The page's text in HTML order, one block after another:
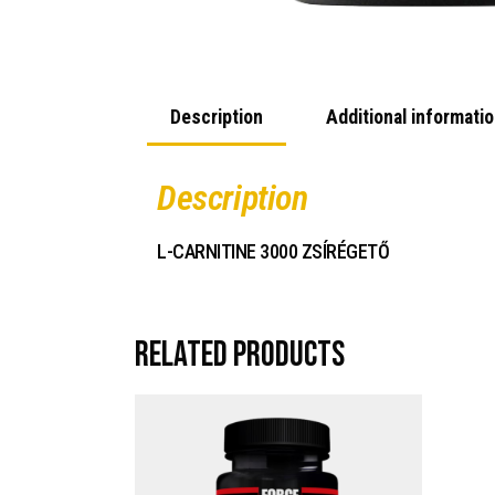
Description Additional
Description
L-CARNITINE 3000 ZSÍRÉGETŐ
Related products